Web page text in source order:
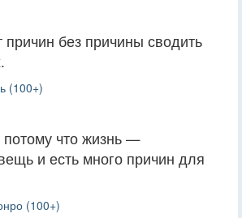
причин без причины сводить
(100+)
что жизнь —
и есть много причин для
(100+)